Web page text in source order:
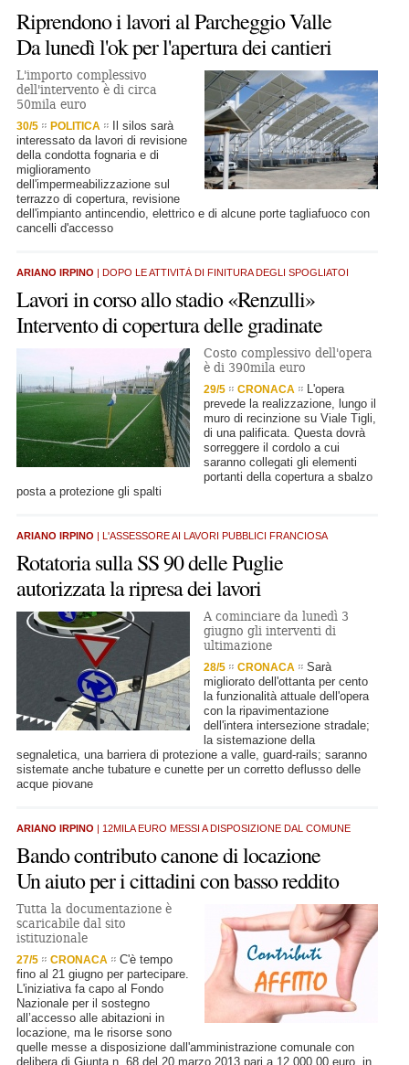
Riprendono i lavori al Parcheggio Valle
Da lunedì l'ok per l'apertura dei cantieri
L'importo complessivo
dell'intervento è di circa
50mila euro
30/5 POLITICA
Il silos sarà
interessato da lavori di revisione
della condotta fognaria e di
miglioramento
dell'impermeabilizzazione sul
terrazzo di copertura, revisione
dell'impianto antincendio, elettrico e di alcune porte tagliafuoco con
cancelli d'accesso
ARIANO IRPINO | DOPO LE ATTIVITÀ DI FINITURA DEGLI SPOGLIATOI
Lavori in corso allo stadio «Renzulli»
Intervento di copertura delle gradinate
Costo complessivo dell'opera
è di 390mila euro
29/5 CRONACA
L'opera
prevede la realizzazione, lungo il
muro di recinzione su Viale Tigli,
di una palificata. Questa dovrà
sorreggere il cordolo a cui
saranno collegati gli elementi
portanti della copertura a sbalzo
posta a protezione gli spalti
ARIANO IRPINO | L'ASSESSORE AI LAVORI PUBBLICI FRANCIOSA
Rotatoria sulla SS 90 delle Puglie
autorizzata la ripresa dei lavori
A cominciare da lunedì 3
giugno gli interventi di
ultimazione
28/5 CRONACA
Sarà
migliorato dell'ottanta per cento
la funzionalità attuale dell'opera
con la ripavimentazione
dell'intera intersezione stradale;
la sistemazione della
segnaletica, una barriera di protezione a valle, guard-rails; saranno
sistemate anche tubature e cunette per un corretto deflusso delle
acque piovane
ARIANO IRPINO | 12MILA EURO MESSI A DISPOSIZIONE DAL COMUNE
Bando contributo canone di locazione
Un aiuto per i cittadini con basso reddito
Tutta la documentazione è
scaricabile dal sito
istituzionale
27/5 CRONACA
C'è tempo
fino al 21 giugno per partecipare.
L'iniziativa fa capo al Fondo
Nazionale per il sostegno
all’accesso alle abitazioni in
locazione, ma le risorse sono
quelle messe a disposizione dall'amministrazione comunale con
delibera di Giunta n. 68 del 20 marzo 2013 pari a 12.000,00 euro, in